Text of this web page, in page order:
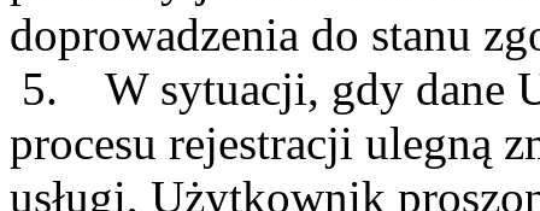
doprowadzenia do stanu
5. W sytuacji, gdy dane
procesu rejestracji ulegną
usługi, Użytkownik